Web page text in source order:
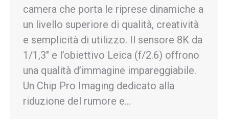
camera che porta le riprese dinamiche a
un livello superiore di qualità, creatività
e semplicità di utilizzo. Il sensore 8K da
1/1,3″ e l’obiettivo Leica (f/2.6) offrono
una qualità d’immagine impareggiabile.
Un Chip Pro Imaging dedicato alla
riduzione del rumore e…